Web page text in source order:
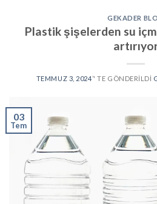
GEKADER
Plastik şişelerden su
TEMMUZ 3, 2024’' TE GÖNDERILDI
03
Tem